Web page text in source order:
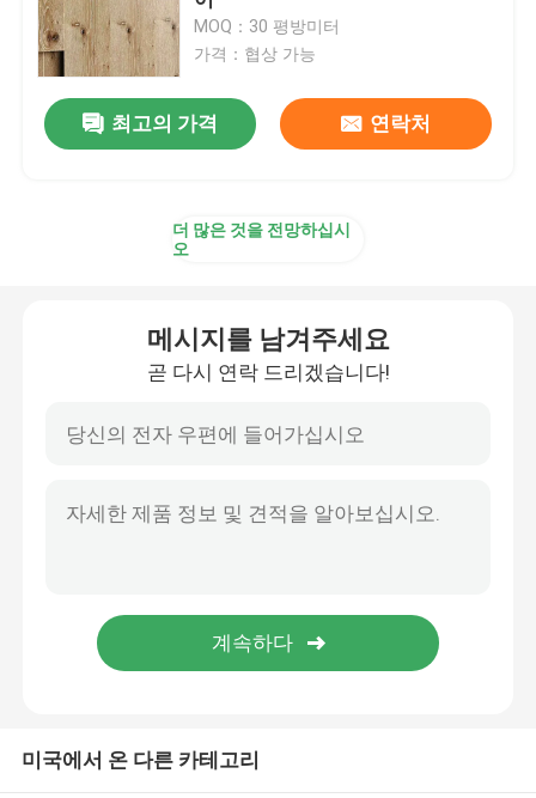
연기난 베니어판
엔지니어드 우드 베니어판
옹이 목재 베니어
목제 모서리접합
하드우드 베니어판 합판
MOQ：30 평방미터
가격：협상 가능
최고의 가격 연락처
더 많은 것을 전망하십시
오
메시지를 남겨주세요
곧 다시 연락 드리겠습니다!
미국에서 온 다른 카테고리